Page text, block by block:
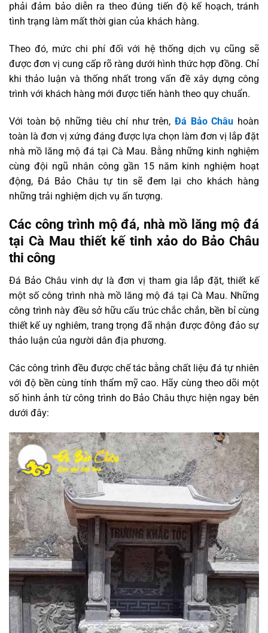
phải đảm bảo diễn ra theo đúng tiến độ kế hoạch, tránh
tình trạng làm mất thời gian của khách hàng.
Theo đó, mức chi phí đối với hệ thống dịch vụ cũng sẽ
được đơn vị cung cấp rõ ràng dưới hình thức hợp đồng. Chỉ
khi thảo luận và thống nhất trong vấn đề xây dựng công
trình với khách hàng mới được tiến hành theo quy chuẩn.
Với toàn bộ những tiêu chí như trên,Đá Bảo Châu hoàn
toàn là đơn vị xứng đáng được lựa chọn làm đơn vị lắp đặt
nhà mồ lăng mộ đá tại Cà Mau. Bằng những kinh nghiệm
cùng đội ngũ nhân công gần 15 năm kinh nghiệm hoạt
động, Đá Bảo Châu tự tin sẽ đem lại cho khách hàng
những trải nghiệm dịch vụ ấn tượng.
Các công trình mộ đá, nhà mồ lăng mộ đá
tại Cà Mau thiết kế tinh xảo do Bảo Châu
thi công
Đá Bảo Châu vinh dự là đơn vị tham gia lắp đặt, thiết kế
một số công trình nhà mồ lăng mộ đá tại Cà Mau. Những
công trình này đều sở hữu cấu trúc chắc chắn, bền bỉ cùng
thiết kế uy nghiêm, trang trọng đã nhận được đông đảo sự
thảo luận của người dân địa phương.
Các công trình đều được chế tác bằng chất liệu đá tự nhiên
với độ bền cùng tính thẩm mỹ cao. Hãy cùng theo dõi một
số hình ảnh từ công trình do Bảo Châu thực hiện ngay bên
dưới đây: